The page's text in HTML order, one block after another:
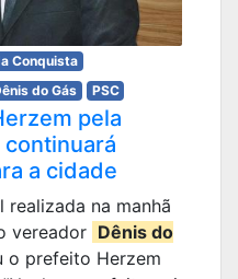
Conquista
do Gás PSC
pela
a cidade
realizada na manhã
vereador Dênis do
o prefeito Herzem